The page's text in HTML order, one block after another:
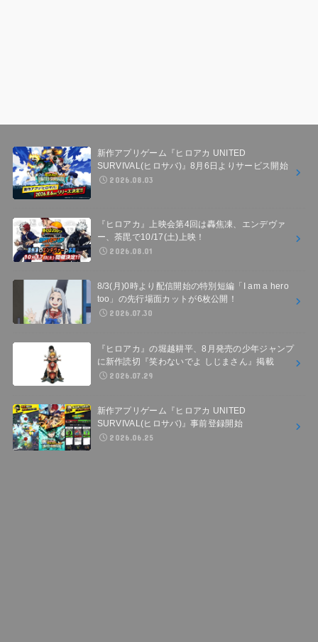
新作アプリゲーム『ヒロアカ UNITED
SURVIVAL(ヒロサバ)』8月6日よりサービス開始
2026.08.03
『ヒロアカ』上映会第4回は轟焦凍、エンデヴァ
ー、荼毘で10/17(土)上映！
2026.08.01
8/3(月)0時より配信開始の特別短編「I am a hero
too」の先行場面カットが6枚公開！
2026.07.30
『ヒロアカ』の堀越耕平、8月発売の少年ジャンプ
に新作読切『笑わないでよ しじまさん』掲載
2026.07.29
新作アプリゲーム『ヒロアカ UNITED
SURVIVAL(ヒロサバ)』事前登録開始
2026.06.25